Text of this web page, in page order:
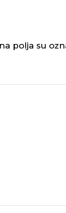
polja su